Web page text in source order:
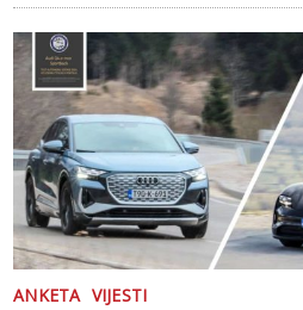
ANKETA VIJESTI